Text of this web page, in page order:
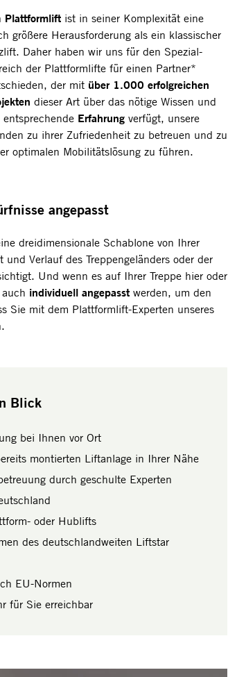
Plattformliftist in seiner Komplexität eine
größere Herausforderung als ein klassischer
Daher haben wir uns für den Spezial-
der Plattformlifte für einen Partner*
der mit über 1.000 erfolgreichen
dieser Art über das nötige Wissen und
entsprechende Erfahrungverfügt, unsere
zu ihrer Zufriedenheit zu betreuen und zu
optimalen Mobilitätslösung zu führen.
angepasst
dreidimensionale Schablone von Ihrer
Verlauf des Treppengeländers oder der
Und wenn es auf Ihrer Treppe hier oder
individuell angepasst werden, um den
Sie mit dem Plattformlift-Experten unseres
Blick
bei Ihnen vor Ort
montierten Liftanlage in Ihrer Nähe
durch geschulte Experten
oder Hublifts
des deutschlandweiten Liftstar
EU-Normen
für Sie erreichbar